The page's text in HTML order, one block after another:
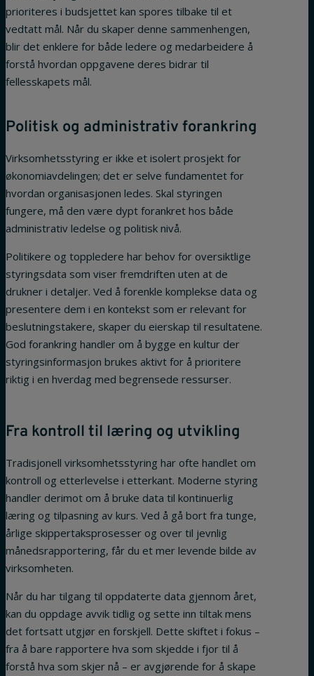
prioriteres i budsjettet kan spores tilbake til et
vedtatt mål. Når du skaper denne sammenhengen,
blir det enklere for både ledere og medarbeidere å
forstå hvordan oppgavene deres bidrar til
fellesskapets mål.
Politisk og administrativ forankring
Virksomhetsstyring er ikke et isolert prosjekt for
økonomiavdelingen; det er selve fundamentet for
hvordan organisasjonen ledes. Skal styringen
fungere, må den være dypt forankret hos både
administrativ ledelse og politisk nivå.
Politikere og toppledere har behov for oversiktlige
styringsdata som viser fremdriften uten at de
drukner i detaljer. Ved å forenkle komplekse data og
presentere dem i en kontekst som er relevant for
beslutningstakere, skaper du eierskap til resultatene.
God forankring handler om å bygge en kultur der
styringsinformasjon brukes aktivt for å prioritere
riktig i en hverdag med begrensede ressurser.
Fra kontroll til læring og utvikling
Tradisjonell virksomhetsstyring har ofte handlet om
kontroll og etterlevelse i etterkant. Moderne styring
handler derimot om å bruke data til kontinuerlig
læring og tilpasning av kurs. Ved å gå bort fra tunge,
årlige skippertaksprosesser og over til jevnlig
månedsrapportering, får du et mer levende bilde av
virksomheten.
Når du har tilgang til oppdaterte data gjennom året,
kan du oppdage avvik tidlig og sette inn tiltak mens
det fortsatt utgjør en forskjell. Dette skiftet i fokus –
fra å bare rapportere hva som skjedde i fjor til å
forstå hva som skjer nå – er avgjørende for å skape